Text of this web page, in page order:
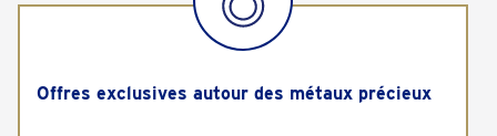
Offres exclusives autour des métaux précieux